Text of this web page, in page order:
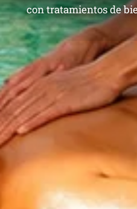
con tratamientos de